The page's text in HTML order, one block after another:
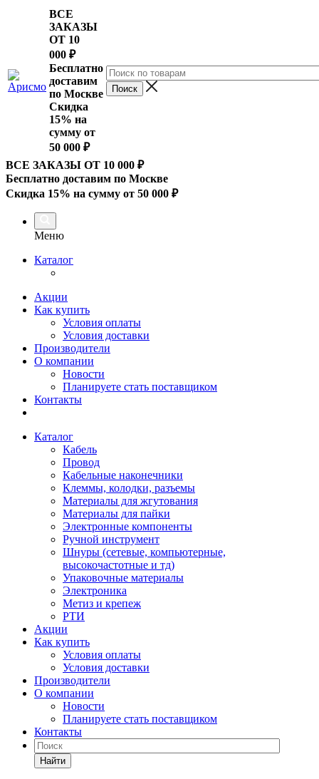
ВСЕ
ЗАКАЗЫ
ОТ 10
000 ₽
Бесплатно
доставим
по Москве
Скидка
15% на
сумму от
50 000 ₽
ВСЕ ЗАКАЗЫ ОТ 10 000 ₽
Бесплатно доставим по Москве
Скидка 15% на сумму от 50 000 ₽
Меню
Каталог
Акции
Как купить
Условия оплаты
Условия доставки
Производители
О компании
Новости
Планируете стать поставщиком
Контакты
Каталог
Кабель
Провод
Кабельные наконечники
Клеммы, колодки, разъемы
Материалы для жгутования
Материалы для пайки
Электронные компоненты
Ручной инструмент
Шнуры (сетевые, компьютерные,
высокочастотные и тд)
Упаковочные материалы
Электроника
Метиз и крепеж
РТИ
Акции
Как купить
Условия оплаты
Условия доставки
Производители
О компании
Новости
Планируете стать поставщиком
Контакты
Найти